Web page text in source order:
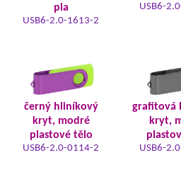
pla
USB6-2.0-1613-2
USB6-
černý hliníkový
kryt, modré
plastové tělo
USB6-2.0-0114-2
grafitová
kryt,
USB6-